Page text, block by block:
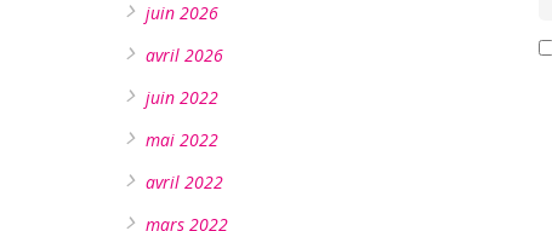
juin 2026
avril 2026
juin 2022
mai 2022
avril 2022
mars 2022